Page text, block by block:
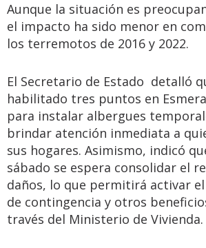
Aunque la situación es
el impacto ha sido menor en
los terremotos de 2016 y 2022.
El Secretario de Estado detalló
habilitado tres puntos en
para instalar albergues
brindar atención inmediata a
sus hogares. Asimismo, indicó
sábado se espera consolidar el
daños, lo que permitirá activar
de contingencia y otros
través del Ministerio de Vivienda.